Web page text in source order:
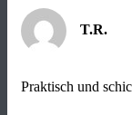
T.R.
Praktisch und